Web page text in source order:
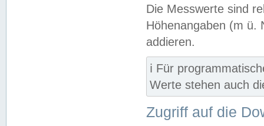
Die Messwerte sind
Höhenangaben (m ü.
addieren.
ℹ️ Für
Werte stehen auch
Zugriff auf die